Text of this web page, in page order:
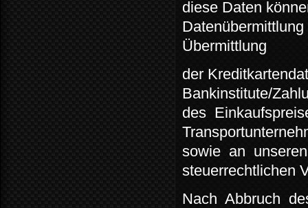
diese Daten
Übermittlung
der
Bankinstitute/
des
sowie an unseren
steuerrechtlichen
Nach Abbruch